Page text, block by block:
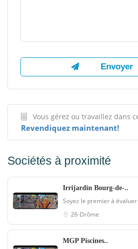
Vous gérez ou travaillez dans
Revendiquez maintenant!
Sociétés à proximité
Irrijardin Bourg-de-..
Soyez le premier à évaluer
26-Drôme
MGP Piscines..